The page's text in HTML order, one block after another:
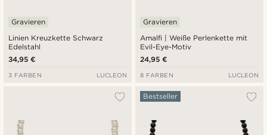
Linien Kreuzkette Schwarz
Edelstahl
Gravieren
34,95 €
3 FARBEN LUCLEON
Amalfi | Weiße Perlenkette mit
Evil-Eye-Motiv
Gravieren
24,95 €
8 FARBEN LUCLEON
Bestseller